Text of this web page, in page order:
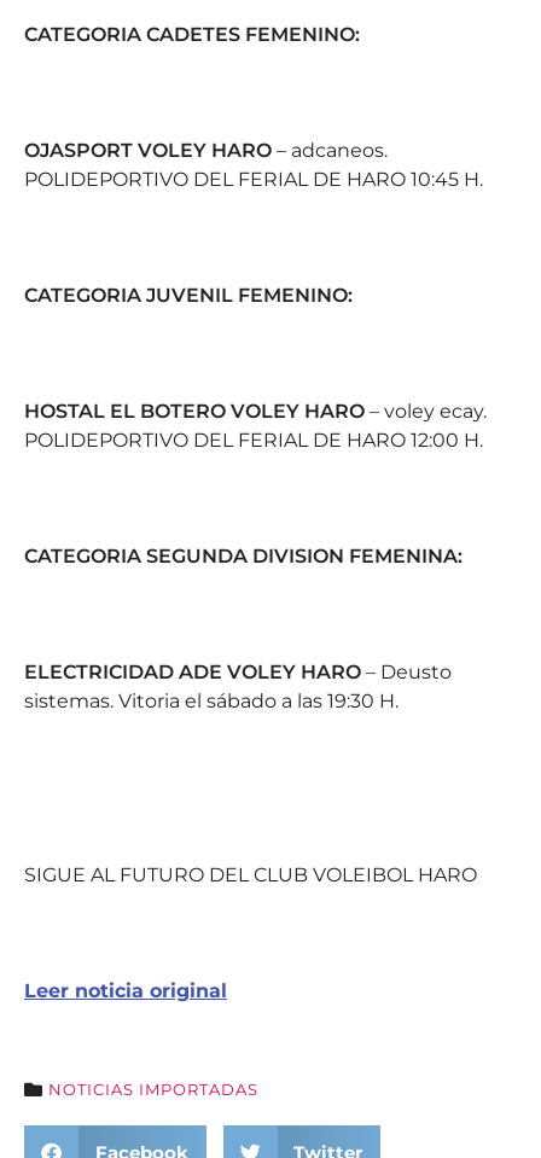
CATEGORIA CADETES FEMENINO:
OJASPORT VOLEY HARO – adcaneos.
POLIDEPORTIVO DEL FERIAL DE HARO 10:45 H.
CATEGORIA JUVENIL FEMENINO:
HOSTAL EL BOTERO VOLEY HARO – voley ecay.
POLIDEPORTIVO DEL FERIAL DE HARO 12:00 H.
CATEGORIA SEGUNDA DIVISION FEMENINA:
ELECTRICIDAD ADE VOLEY HARO – Deusto
sistemas. Vitoria el sábado a las 19:30 H.
SIGUE AL FUTURO DEL CLUB VOLEIBOL HARO
Leer noticia original
NOTICIAS IMPORTADAS
Facebook Twitter